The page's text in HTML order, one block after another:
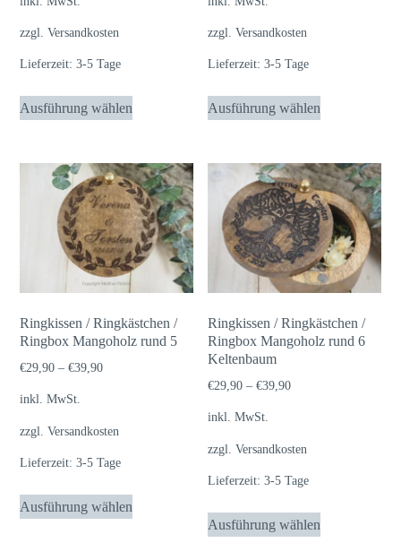
zzgl.Versandkosten
Lieferzeit:3-5 Tage
Ausführung wählen
Dieses
Produkt
mehrere
Varianten
auf.
Die
Optionen
können
zzgl.Versandkosten
Lieferzeit:3-5 Tage
Ausführung wählen
Dieses
Produkt
mehrere
Varianten
auf.
Die
Optionen
können
Ringkissen / Ringkästchen /
Ringbox Mangoholz rund 5
€29,90 –€39,90
inkl. MwSt.
zzgl.Versandkosten
Lieferzeit:3-5 Tage
Ausführung wählen
Dieses
Produkt
Ringkissen / Ringkästchen /
Ringbox Mangoholz rund 6
Keltenbaum
€29,90 –€39,90
inkl. MwSt.
zzgl.Versandkosten
Lieferzeit:3-5 Tage
Ausführung wählen
Dieses
Produkt